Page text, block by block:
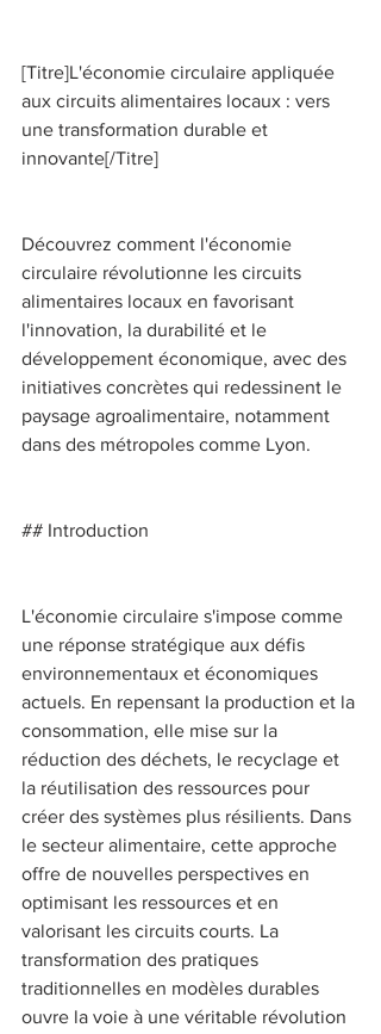
[Titre]L'économie circulaire appliquée
aux circuits alimentaires locaux : vers
une transformation durable et
innovante[/Titre]
Découvrez comment l'économie
circulaire révolutionne les circuits
alimentaires locaux en favorisant
l'innovation, la durabilité et le
développement économique, avec des
initiatives concrètes qui redessinent le
paysage agroalimentaire, notamment
dans des métropoles comme Lyon.
## Introduction
L'économie circulaire s'impose comme
une réponse stratégique aux défis
environnementaux et économiques
actuels. En repensant la production et la
consommation, elle mise sur la
réduction des déchets, le recyclage et
la réutilisation des ressources pour
créer des systèmes plus résilients. Dans
le secteur alimentaire, cette approche
offre de nouvelles perspectives en
optimisant les ressources et en
valorisant les circuits courts. La
transformation des pratiques
traditionnelles en modèles durables
ouvre la voie à une véritable révolution